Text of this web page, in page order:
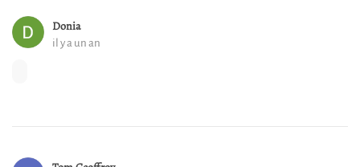
Donia
il y a un an